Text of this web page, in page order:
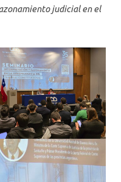
judicial en el